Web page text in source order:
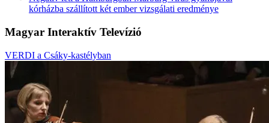
kórházba szállított két ember vizsgálati eredménye
Magyar Interaktív Televízió
VERDI a Csáky-kastélyban